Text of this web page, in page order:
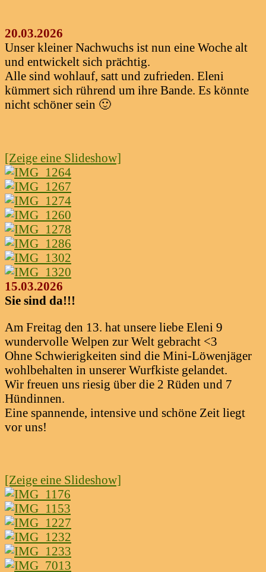
20.03.2026
Unser kleiner Nachwuchs ist nun eine Woche alt
und entwickelt sich prächtig.
Alle sind wohlauf, satt und zufrieden. Eleni
kümmert sich rührend um ihre Bande. Es könnte
nicht schöner sein 🙂
[Zeige eine Slideshow]
15.03.2026
Sie sind da!!!
Am Freitag den 13. hat unsere liebe Eleni 9
wundervolle Welpen zur Welt gebracht <3
Ohne Schwierigkeiten sind die Mini-Löwenjäger
wohlbehalten in unserer Wurfkiste gelandet.
Wir freuen uns riesig über die 2 Rüden und 7
Hündinnen.
Eine spannende, intensive und schöne Zeit liegt
vor uns!
[Zeige eine Slideshow]